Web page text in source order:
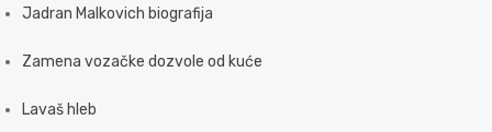
Jadran Malkovich biografija
Zamena vozačke dozvole od kuće
Lavaš hleb